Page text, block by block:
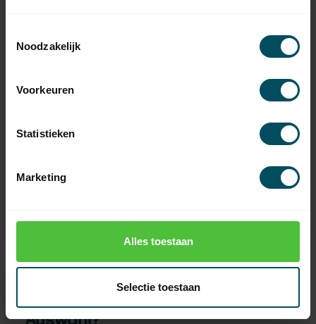
Noodzakelijk
Voorkeuren
Statistieken
Marketing
Alles toestaan
Selectie toestaan
84,95
RolSolar M-868 DC-
Solarrohr-Motorenset
319,95
Benötigen Sie Hilfe bei der
Auswahl?